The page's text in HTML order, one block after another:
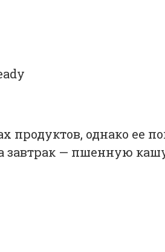
однако ее
завтрак — пшенную